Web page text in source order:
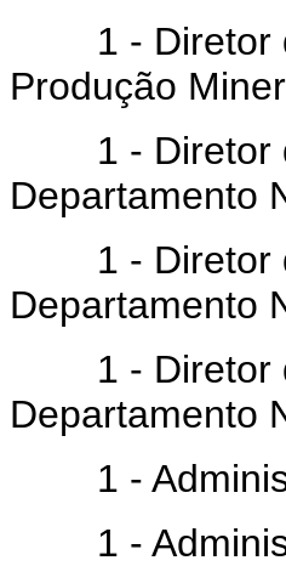
1 - Diretor
Produção
1 - Diretor
Departamento
1 - Diretor
Departamento
1 - Diretor
Departamento
1 -
1 -